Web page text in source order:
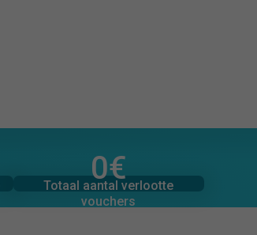
0€
Totaal aantal verlootte
vouchers
0€
Totaal bedrag aan
toegezegde donaties
Inloggen
Deutsch